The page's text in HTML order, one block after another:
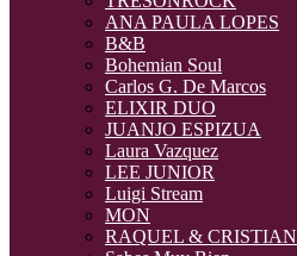
ANA PAULA LOPES
B&B
Bohemian Soul
Carlos G. De Marcos
ELIXIR DUO
JUANJO ESPIZUA
Laura Vazquez
LEE JUNIOR
Luigi Stream
MON
RAQUEL & CRISTIAN